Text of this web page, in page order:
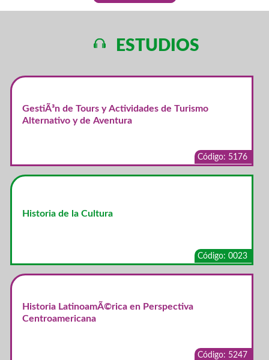
ESTUDIOS
GestiÃ³n de Tours y Actividades de Turismo
Alternativo y de Aventura
Código: 5176
Historia de la Cultura
Código: 0023
Historia LatinoamÃ©rica en Perspectiva
Centroamericana
Código: 5247